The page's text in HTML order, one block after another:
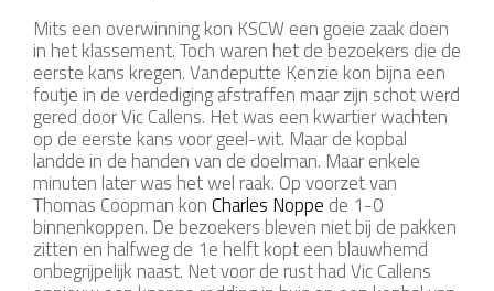
Mits een overwinning kon KSCW een goeie zaak doen
in het klassement. Toch waren het de bezoekers die de
eerste kans kregen. Vandeputte Kenzie kon bijna een
foutje in de verdediging afstraffen maar zijn schot werd
gered door Vic Callens. Het was een kwartier wachten
op de eerste kans voor geel-wit. Maar de kopbal
landde in de handen van de doelman. Maar enkele
minuten later was het wel raak. Op voorzet van
Thomas Coopman konCharles Noppe de 1-0
binnenkoppen. De bezoekers bleven niet bij de pakken
zitten en halfweg de 1e helft kopt een blauwhemd
onbegrijpelijk naast. Net voor de rust had Vic Callens